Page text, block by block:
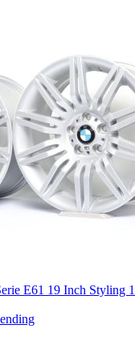
E61 19 Inch Styling